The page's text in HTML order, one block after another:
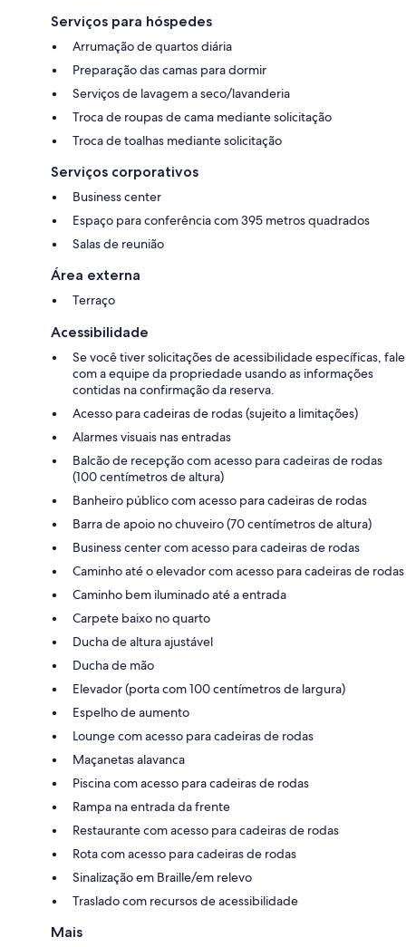
Serviços para hóspedes
Arrumação de quartos diária
Preparação das camas para dormir
Serviços de lavagem a seco/lavanderia
Troca de roupas de cama mediante solicitação
Troca de toalhas mediante solicitação
Serviços corporativos
Business center
Espaço para conferência com 395 metros quadrados
Salas de reunião
Área externa
Terraço
Acessibilidade
Se você tiver solicitações de acessibilidade específicas, fale
com a equipe da propriedade usando as informações
contidas na confirmação da reserva.
Acesso para cadeiras de rodas (sujeito a limitações)
Alarmes visuais nas entradas
Balcão de recepção com acesso para cadeiras de rodas
(100 centímetros de altura)
Banheiro público com acesso para cadeiras de rodas
Barra de apoio no chuveiro (70 centímetros de altura)
Business center com acesso para cadeiras de rodas
Caminho até o elevador com acesso para cadeiras de rodas
Caminho bem iluminado até a entrada
Carpete baixo no quarto
Ducha de altura ajustável
Ducha de mão
Elevador (porta com 100 centímetros de largura)
Espelho de aumento
Lounge com acesso para cadeiras de rodas
Maçanetas alavanca
Piscina com acesso para cadeiras de rodas
Rampa na entrada da frente
Restaurante com acesso para cadeiras de rodas
Rota com acesso para cadeiras de rodas
Sinalização em Braille/em relevo
Traslado com recursos de acessibilidade
Mais